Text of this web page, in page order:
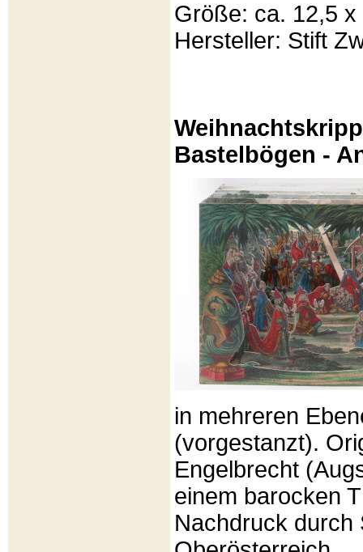
Größe: ca. 12,5 x
Hersteller: Stift
Bastelbögen -
in mehreren
(vorgestanzt).
Engelbrecht
einem barocken
Nachdruck durch